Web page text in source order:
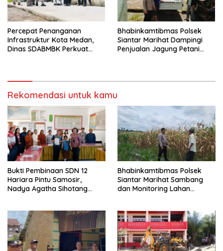
Percepat Penanganan
Infrastruktur Kota Medan,
Dinas SDABMBK Perkuat
Bhabinkamtibmas Polsek
Siantar Marihat Dampingi
Penjualan Jagung Petani
Rekomendasi untuk kamu
Bukti Pembinaan SDN 12
Hariara Pintu Samosir,
Nadya Agatha Sihotang
Bhabinkamtibmas Polsek
Siantar Marihat Sambang
dan Monitoring Lahan